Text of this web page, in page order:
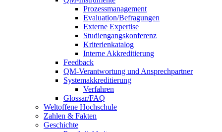
Prozessmanagement
Evaluation/Befragungen
Externe Expertise
Studiengangskonferenz
Kriterienkatalog
Interne Akkreditierung
Feedback
QM-Verantwortung und Ansprechpartner
Systemakkreditierung
Verfahren
Glossar/FAQ
Weltoffene Hochschule
Zahlen & Fakten
Geschichte